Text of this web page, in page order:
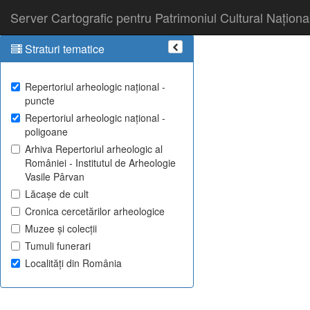
Server Cartografic pentru Patrimoniul Cultural
Straturi tematice
Repertoriul arheologic național -
puncte
Repertoriul arheologic național -
poligoane
Arhiva Repertoriul arheologic al
României - Institutul de Arheologie
Vasile Pârvan
Lăcașe de cult
Cronica cercetărilor arheologice
Muzee și colecții
Tumuli funerari
Localități din România